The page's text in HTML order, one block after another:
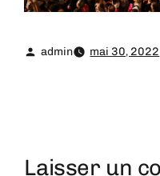
admin mai 30, 2022
Laisser un